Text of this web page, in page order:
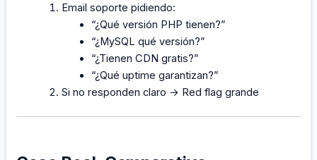
Email soporte pidiendo:
“¿Qué versión PHP tienen?”
“¿MySQL qué versión?”
“¿Tienen CDN gratis?”
“¿Qué uptime garantizan?”
Si no responden claro → Red flag grande